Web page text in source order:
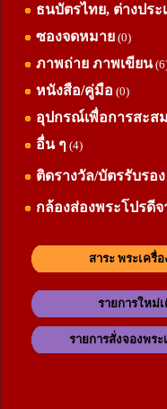
ธนบัตรไทย, ต่างประ
ซองจดหมาย (0)
ภาพถ่าย ภาพเขียน
หนังสือ/คู่มือ (0)
อุปกรณ์เพื่อการสะสม
อื่น ๆ (4)
ติดรางวัล/บัตรรับรอง
กล้องส่องพระโปรดีจ
สาระ พระเครื่
รายการใหม่
รายการสั่งจองพระ